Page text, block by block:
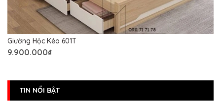
Giường Hộc Kéo 601T
9.900.000₫
TIN NỔI BẬT